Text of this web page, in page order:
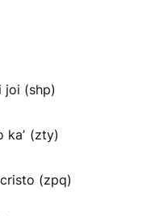
joi (shp)
kaʼ (zty)
(zpq)